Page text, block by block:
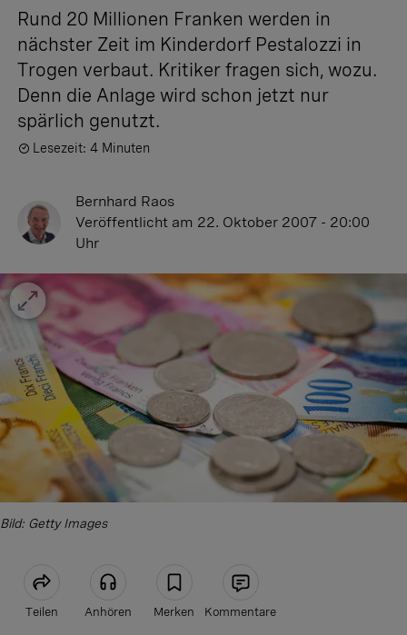
Rund 20 Millionen Franken werden in
nächster Zeit im Kinderdorf Pestalozzi in
Trogen verbaut. Kritiker fragen sich, wozu.
Denn die Anlage wird schon jetzt nur
spärlich genutzt.
Lesezeit: 4 Minuten
Bernhard Raos
Veröffentlicht am 22. Oktober 2007 - 20:00
Uhr
Bild: Getty Images
Teilen Anhören Merken Kommentare